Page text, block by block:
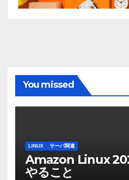
You missed
LINUX サーバ関連
Amazon Linux
やること